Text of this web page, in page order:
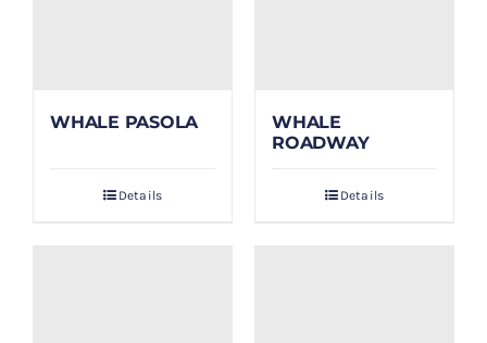
WHALE PASOLA
Details
WHALE
ROADWAY
Details